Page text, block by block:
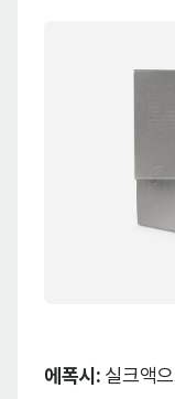
에폭시: 실크액